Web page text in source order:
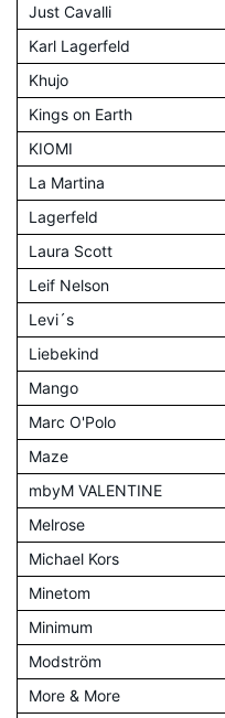
Just Cavalli
Karl Lagerfeld
Khujo
Kings on Earth
KIOMI
La Martina
Lagerfeld
Laura Scott
Leif Nelson
Levi´s
Liebekind
Mango
Marc O'Polo
Maze
mbyM VALENTINE
Melrose
Michael Kors
Minetom
Minimum
Modström
More & More